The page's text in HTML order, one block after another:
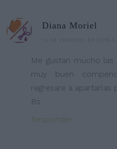
Diana Moriel
Me gustan mucho
muy buen
regresare a apartarlas
Bs
Responder